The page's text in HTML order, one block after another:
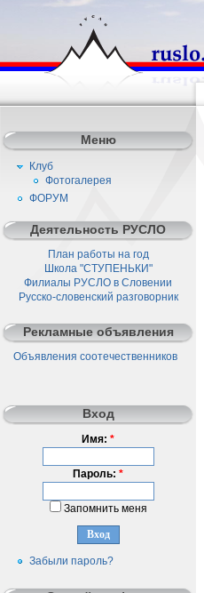
Меню
Клуб
Фотогалерея
ФОРУМ
Деятельность РУСЛО
План работы на год
Школа "СТУПЕНЬКИ"
Филиалы РУСЛО в Словении
Русско-словенский разговорник
Рекламные объявления
Объявления соотечественников
Вход
Имя: *
Пароль: *
Запомнить меня
Забыли пароль?